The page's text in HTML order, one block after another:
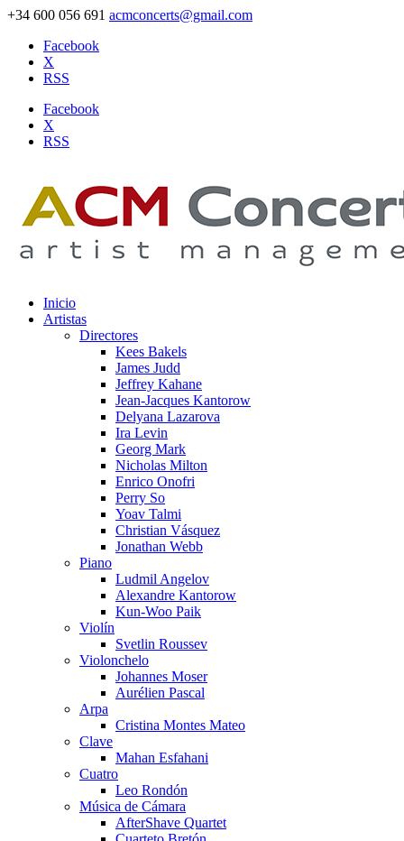
+34 600 056 691 acmconcerts@gmail.com
Facebook
X
RSS
Facebook
X
RSS
Inicio
Artistas
Directores
Kees Bakels
James Judd
Jeffrey Kahane
Jean-Jacques Kantorow
Delyana Lazarova
Ira Levin
Georg Mark
Nicholas Milton
Enrico Onofri
Perry So
Yoav Talmi
Christian Vásquez
Jonathan Webb
Piano
Ludmil Angelov
Alexandre Kantorow
Kun-Woo Paik
Violín
Svetlin Roussev
Violonchelo
Johannes Moser
Aurélien Pascal
Arpa
Cristina Montes Mateo
Clave
Mahan Esfahani
Cuatro
Leo Rondón
Música de Cámara
AfterShave Quartet